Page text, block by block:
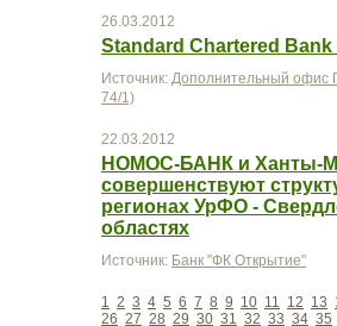
26.03.2012
Standard Chartered
Источник: Дополнительный офис
74/1)
22.03.2012
НОМОС-БАНК и Ханты-
совершенствуют
регионах УрФО -
областях
Источник: Банк "ФК Открытие"
1 2 3 4 5 6 7 8 9 10 11 12 13
26 27 28 29 30 31 32 33 34 35